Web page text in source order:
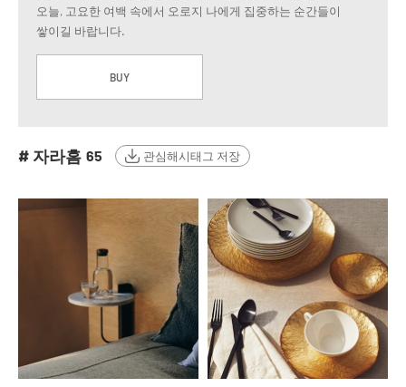
오늘, 고요한 여백 속에서 오로지 나에게 집중하는 순간들이
쌓이길 바랍니다.
BUY
# 자라홈 65 관심해시태그 저장